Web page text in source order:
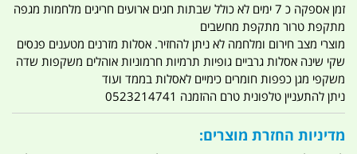
זמן אספקה כ 7 ימים לא כולל שבתות חגים ארועים חריגים מלחמות מגפה
מתקפת טרור מתקפת מחשבים
מוצרי מצב חירום ומלחמה לא ניתן להחזיר. אסלות מזרנים מטענים פנסים
שקי שינה אסלות גרביים גופיות תרמיות חרמוניות אוהלים משקפות שדה
משקפי מגן כפפות חומרים כימיים לאסלות בממד ועוד
ניתן להתעניין טלפונית טרם ההזמנה 0523214741
מדיניות החזרת מוצרים: